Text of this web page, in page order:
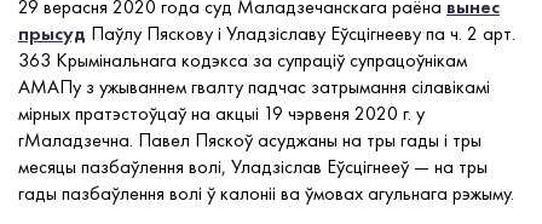
29 верасня 2020 года суд Маладзечанскага раёна вынес
прысуд Паўлу Пяскову і Уладзіславу Еўсцігнееву па ч. 2 арт.
363 Крымінальнага кодэкса за супраціў супрацоўнікам
АМАПу з ужываннем гвалту падчас затрымання сілавікамі
мірных пратэстоўцаў на акцыі 19 чэрвеня 2020 г. у
гМаладзечна. Павел Пяскоў асуджаны на тры гады і тры
месяцы пазбаўлення волі, Уладзіслав Еўсцігнееў — на тры
гады пазбаўлення волі ў калоніі ва ўмовах агульнага рэжыму.